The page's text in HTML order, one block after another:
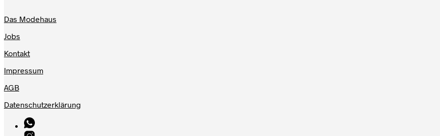
Das Modehaus
Jobs
Kontakt
Impressum
AGB
Datenschutzerklärung